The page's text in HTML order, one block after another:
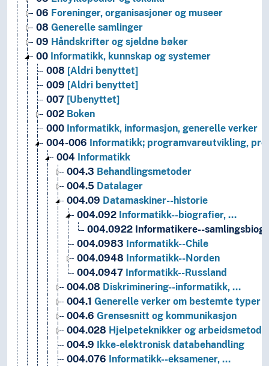
06 Foreninger, organisasjoner og museer
08 Generelle samlinger
09 Håndskrifter og sjeldne bøker
00 Informatikk, kunnskap og systemer
008 [Aldri benyttet]
009 [Aldri benyttet]
007 [Ubenyttet]
002 Boken
000 Informatikk, informasjon, generelle verker
004-006 Informatikk; programvareutvikling,
004 Informatikk
004.3 Behandlingsmetoder
004.5 Datalager
004.09 Datamaskiner--historie
004.092 Informatikk--biografier, …
004.0922 Informatikere--
004.0983 Informatikk--Chile
004.0948 Informatikk--Norden
004.0947 Informatikk--Russland
004.08 Diskriminering--informatikk, …
004.1 Generelle verker om bestemte typer
004.6 Grensesnitt og kommunikasjon
004.028 Hjelpeteknikker og
004.9 Ikke-elektronisk databehandling
004.076 Informatikk--eksamener, …